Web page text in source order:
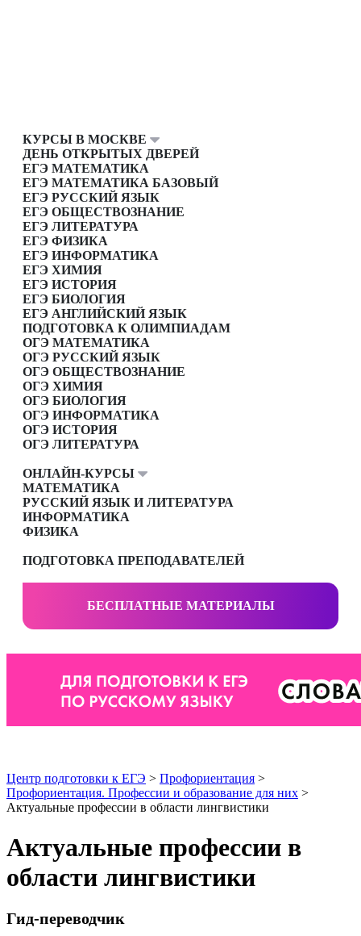
КУРСЫ В МОСКВЕ
ДЕНЬ ОТКРЫТЫХ ДВЕРЕЙ
ЕГЭ МАТЕМАТИКА
ЕГЭ МАТЕМАТИКА БАЗОВЫЙ
ЕГЭ РУССКИЙ ЯЗЫК
ЕГЭ ОБЩЕСТВОЗНАНИЕ
ЕГЭ ЛИТЕРАТУРА
ЕГЭ ФИЗИКА
ЕГЭ ИНФОРМАТИКА
ЕГЭ ХИМИЯ
ЕГЭ ИСТОРИЯ
ЕГЭ БИОЛОГИЯ
ЕГЭ АНГЛИЙСКИЙ ЯЗЫК
ПОДГОТОВКА К ОЛИМПИАДАМ
ОГЭ МАТЕМАТИКА
ОГЭ РУССКИЙ ЯЗЫК
ОГЭ ОБЩЕСТВОЗНАНИЕ
ОГЭ ХИМИЯ
ОГЭ БИОЛОГИЯ
ОГЭ ИНФОРМАТИКА
ОГЭ ИСТОРИЯ
ОГЭ ЛИТЕРАТУРА
ОНЛАЙН-КУРСЫ
МАТЕМАТИКА
РУССКИЙ ЯЗЫК И ЛИТЕРАТУРА
ИНФОРМАТИКА
ФИЗИКА
ПОДГОТОВКА ПРЕПОДАВАТЕЛЕЙ
БЕСПЛАТНЫЕ МАТЕРИАЛЫ
Центр подготовки к ЕГЭ > Профориентация >
Профориентация. Профессии и образование для них >
Актуальные профессии в области лингвистики
Актуальные профессии в
области лингвистики
Гид-переводчик